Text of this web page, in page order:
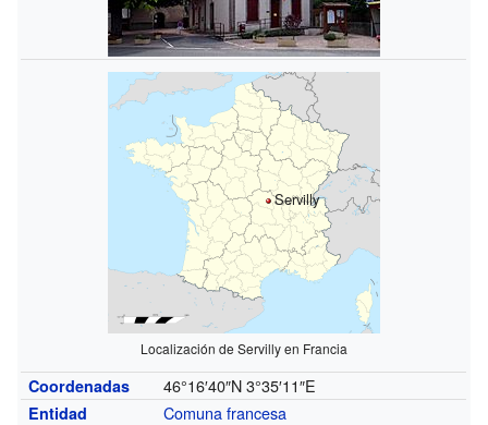
Servilly
Localización de Servilly en Francia
Coordenadas 46°16′40″N 3°35′11″E
Entidad
Comuna francesa